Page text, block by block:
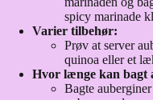
spicy marinade
Varier tilbehør:
Prøv at server
quinoa eller et
Hvor længe kan bagt
Bagte